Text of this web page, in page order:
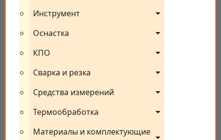
Инструмент
Оснастка
КПО
Сварка и резка
Средства измерений
Термообработка
Материалы и комплектующие